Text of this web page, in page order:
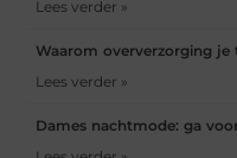
Lees verder »
Waarom oververzorging
Lees verder »
Dames nachtmode: ga